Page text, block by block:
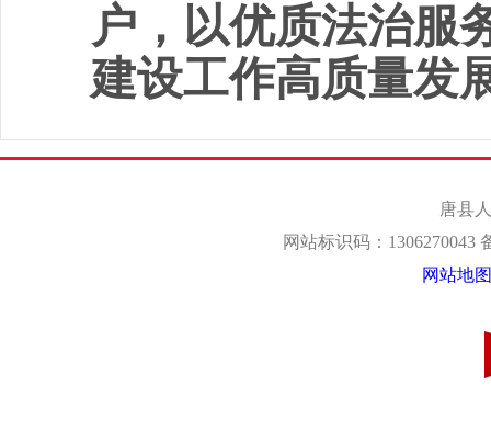
户，以优质法治服
建设工作高质量发
唐县
网站标识码：1306270043
网站地图